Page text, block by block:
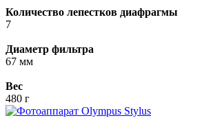
Количество лепестков диафрагмы
7
Диаметр фильтра
67 мм
Вес
480 г